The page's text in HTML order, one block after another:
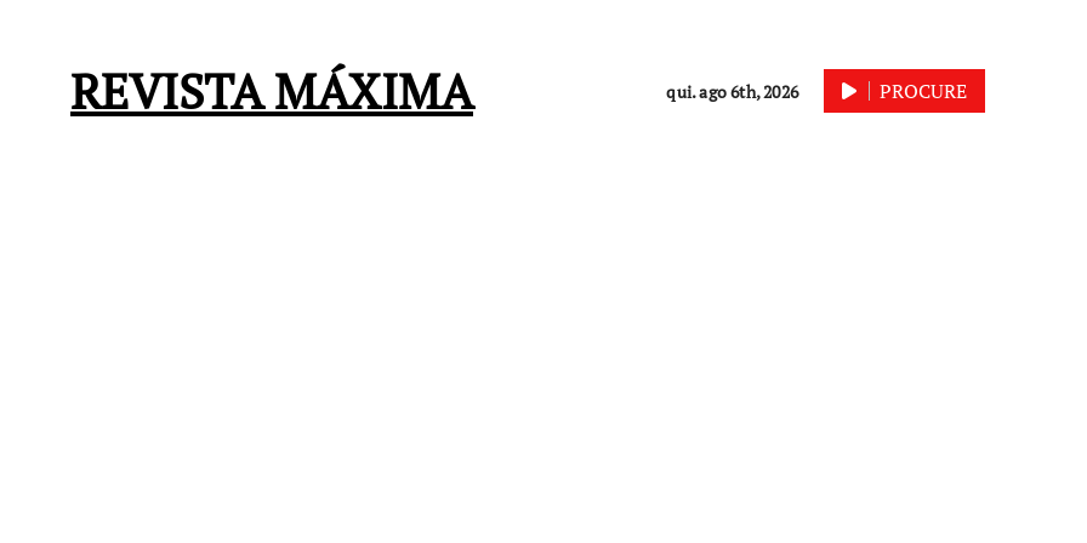
REVISTA MÁXIMA qui. ago 6th, 2026 PROCURE